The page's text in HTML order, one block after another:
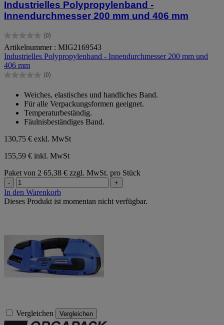
Industrielles Polypropylenband -
Innendurchmesser 200 mm und 406 mm
(0)
0.0
von
5
Sternen.
Artikelnummer : MIG2169543
Industrielles Polypropylenband - Innendurchmesser 200 mm und
406 mm
(0)
0.0
Sternen.
Weiches, elastisches und handliches Band.
Für alle Verpackungsformen geeignet.
Temperaturbeständig.
Fäulnisbeständiges Band.
130,75 € exkl. MwSt
155,59 € inkl. MwSt
Paket von 2 65,38 € zzgl. MwSt. pro Stück
- +
In den Warenkorb
Dieses Produkt ist momentan nicht verfügbar.
Vergleichen Vergleichen